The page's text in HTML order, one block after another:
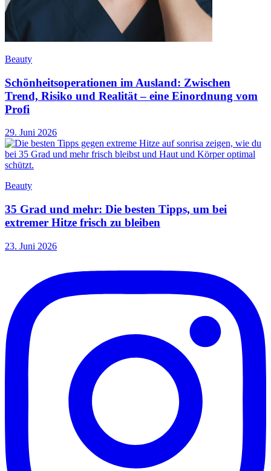
Beauty
Schönheitsoperationen im Ausland: Zwischen
Trend, Risiko und Realität – eine Einordnung vom
Profi
29. Juni 2026
Beauty
35 Grad und mehr: Die besten Tipps, um bei
extremer Hitze frisch zu bleiben
23. Juni 2026